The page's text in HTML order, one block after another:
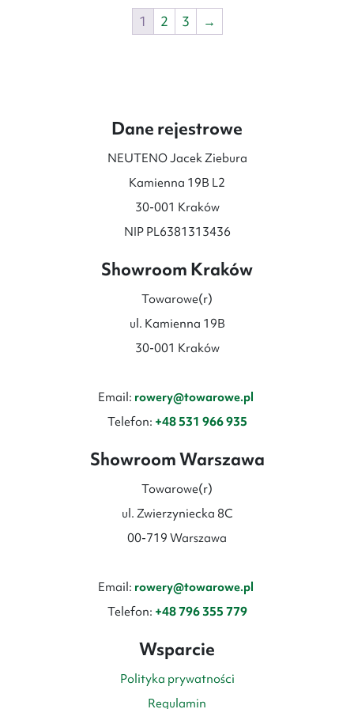
088 zł
1 2 3 →
Dane rejestrowe
NEUTENO Jacek Ziebura
Kamienna 19B L2
30-001 Kraków
NIP PL6381313436
Showroom Kraków
Towarowe(r)
ul. Kamienna 19B
30-001 Kraków
Email: rowery@towarowe.pl
Telefon: +48 531 966 935
Showroom Warszawa
Towarowe(r)
ul. Zwierzyniecka 8C
00-719 Warszawa
Email: rowery@towarowe.pl
Telefon: +48 796 355 779
Wsparcie
Polityka prywatności
Regulamin